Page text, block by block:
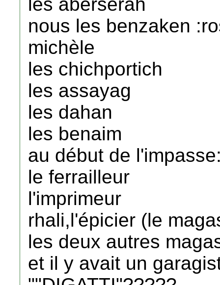
nous les benzaken
michèle
les chichportich
les assayag
les dahan
les benaim
au début de
le ferrailleur
l'imprimeur
rhali,l'épicier (le
les deux autres
et il y avait un